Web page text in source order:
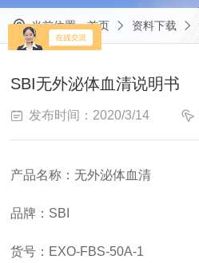
当前位置：首页 资料下载
SBI无外泌体血清说明书
发布时间：2020/3/14
产品名称：无外泌体血清
品牌：SBI
货号： EXO-FBS-50A-1